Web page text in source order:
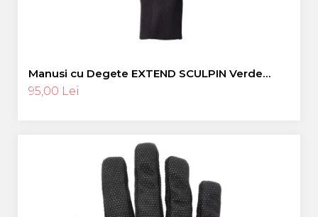
Manusi cu Degete EXTEND SCULPIN Verde
Neon L
95,00 Lei